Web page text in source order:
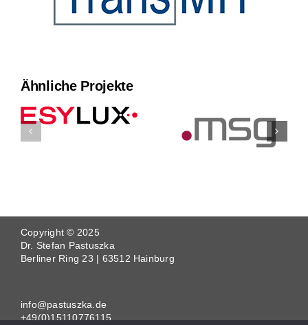
Ähnliche Projekte
Copyright © 2025
Dr. Stefan Pastuszka
Berliner Ring 23 | 63512 Hainburg
info@pastuszka.de
+49(0)15110776115